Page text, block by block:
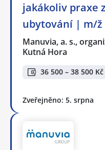
jakákoliv praxe
ubytování | m/ž
Manuvia, a. s.,
Kutná Hora
36 500 – 38 500 Kč
Zveřejněno: 5. srpna